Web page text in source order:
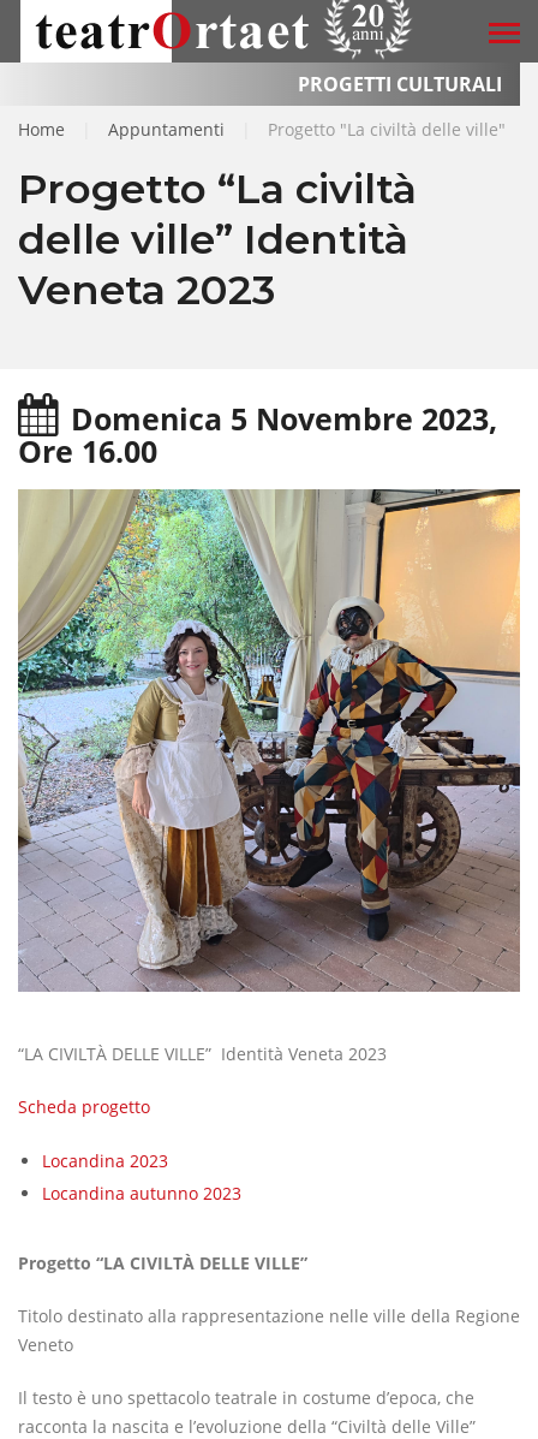
PROGETTI CULTURALI
Home Appuntamenti Progetto "La civiltà delle ville"
Progetto “La civiltà
delle ville” Identità
Veneta 2023
Domenica 5 Novembre 2023,
Ore 16.00
“LA CIVILTÀ DELLE VILLE” Identità Veneta 2023
Scheda progetto
Locandina 2023
Locandina autunno 2023
Progetto “LA CIVILTÀ DELLE VILLE”
Titolo destinato alla rappresentazione nelle ville della Regione
Veneto
Il testo è uno spettacolo teatrale in costume d’epoca, che
racconta la nascita e l’evoluzione della “Civiltà delle Ville”